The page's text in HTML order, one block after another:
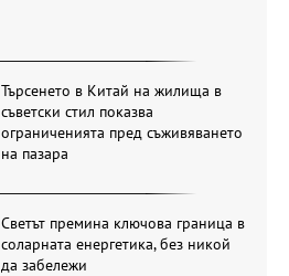
Търсенето в Китай на жилища в
съветски стил показва
ограниченията пред съживяването
на пазара
Светът премина ключова граница в
соларната енергетика, без никой
да забележи